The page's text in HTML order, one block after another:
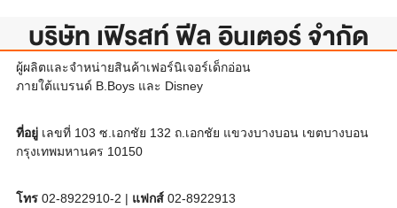
บริษัท เฟิรสท์ ฟีล อินเตอร์ จำกัด
ผู้ผลิตและจำหน่ายสินค้าเฟอร์นิเจอร์เด็กอ่อน
ภายใต้แบรนด์ B.Boys และ Disney
ที่อยู่เลขที่ 103 ซ.เอกชัย 132 ถ.เอกชัย แขวงบางบอน เขตบางบอน
กรุงเทพมหานคร 10150
โทร02-8922910-2 | แฟกส์02-8922913